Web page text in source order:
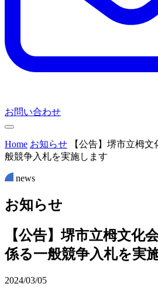
お問い合わせ
Home お知らせ
【公告】堺市立栂
般競争入札を実施します
news
お知らせ
【公告】堺市立栂文化
係る一般競争入札を実
2024/03/05